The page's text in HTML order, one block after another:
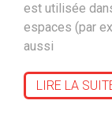
est utilisée
espaces (par
aussi
LIRE LA